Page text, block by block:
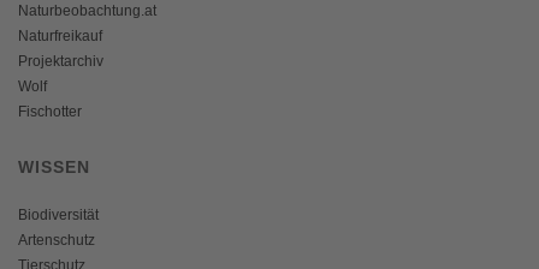
Naturbeobachtung.at
Naturfreikauf
Projektarchiv
Wolf
Fischotter
WISSEN
Biodiversität
Artenschutz
Tierschutz